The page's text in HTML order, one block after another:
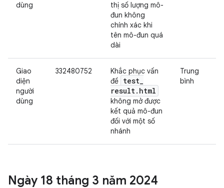
dùng
thị số lượng mô-
đun không
chính xác khi
tên mô-đun quá
dài
Giao
diện
người
dùng
332480752
Khắc phục vấn
đề test_
result. html
không mở được
kết quả mô-đun
đối với một số
nhánh
Trung
bình
Ngày 18 tháng 3 năm 2024